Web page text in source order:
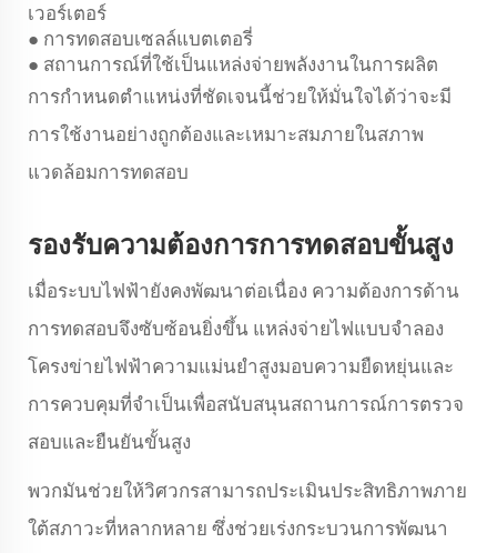
เวอร์เตอร์
● การทดสอบเซลล์แบตเตอรี่
● สถานการณ์ที่ใช้เป็นแหล่งจ่ายพลังงานในการผลิต
การกำหนดตำแหน่งที่ชัดเจนนี้ช่วยให้มั่นใจได้ว่าจะมี
การใช้งานอย่างถูกต้องและเหมาะสมภายในสภาพ
แวดล้อมการทดสอบ
รองรับความต้องการการทดสอบขั้นสูง
เมื่อระบบไฟฟ้ายังคงพัฒนาต่อเนื่อง ความต้องการด้าน
การทดสอบจึงซับซ้อนยิ่งขึ้น แหล่งจ่ายไฟแบบจำลอง
โครงข่ายไฟฟ้าความแม่นยำสูงมอบความยืดหยุ่นและ
การควบคุมที่จำเป็นเพื่อสนับสนุนสถานการณ์การตรวจ
สอบและยืนยันขั้นสูง
พวกมันช่วยให้วิศวกรสามารถประเมินประสิทธิภาพภาย
ใต้สภาวะที่หลากหลาย ซึ่งช่วยเร่งกระบวนการพัฒนา